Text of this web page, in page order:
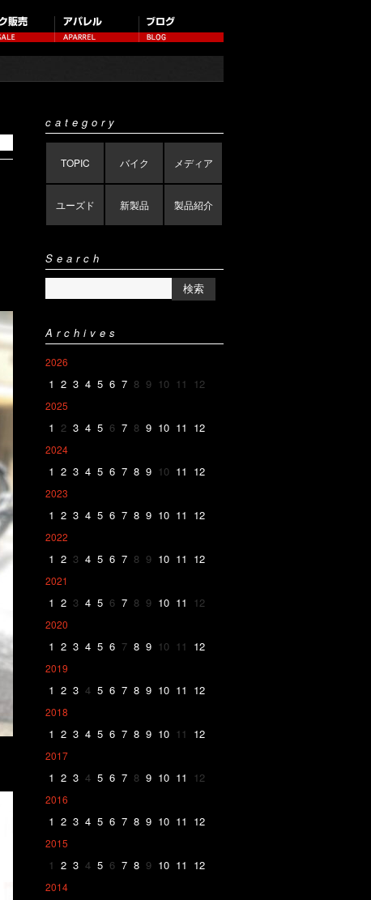
category
TOPIC バイク メディア
ユーズド 新製品 製品紹介
Search
Archives
2026
1 2 3 4 5 6 7 8 9 10 11 12
2025
1 2 3 4 5 6 7 8 9 10 11 12
2024
1 2 3 4 5 6 7 8 9 10 11 12
2023
1 2 3 4 5 6 7 8 9 10 11 12
2022
1 2 3 4 5 6 7 8 9 10 11 12
2021
1 2 3 4 5 6 7 8 9 10 11 12
2020
1 2 3 4 5 6 7 8 9 10 11 12
2019
1 2 3 4 5 6 7 8 9 10 11 12
2018
1 2 3 4 5 6 7 8 9 10 11 12
2017
1 2 3 4 5 6 7 8 9 10 11 12
2016
1 2 3 4 5 6 7 8 9 10 11 12
2015
1 2 3 4 5 6 7 8 9 10 11 12
2014